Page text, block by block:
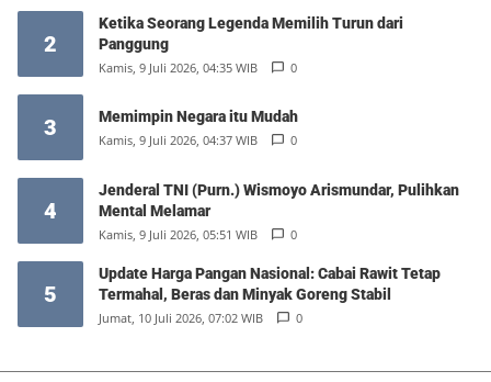
2
Ketika Seorang Legenda Memilih Turun dari
Panggung
Kamis, 9 Juli 2026, 04:35 WIB 0
3 Memimpin Negara itu Mudah
Kamis, 9 Juli 2026, 04:37 WIB 0
4
Jenderal TNI (Purn.) Wismoyo Arismundar, Pulihkan
Mental Melamar
Kamis, 9 Juli 2026, 05:51 WIB 0
5
Update Harga Pangan Nasional: Cabai Rawit Tetap
Termahal, Beras dan Minyak Goreng Stabil
Jumat, 10 Juli 2026, 07:02 WIB 0